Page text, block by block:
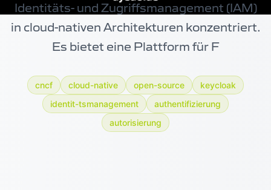
Identitäts- und Zugriffsmanagement (IAM)
in cloud-nativen Architekturen konzentriert.
Es bietet eine Plattform für F
cncf cloud-native open-source
keycloak
identit-tsmanagement
authentifizierung
autorisierung